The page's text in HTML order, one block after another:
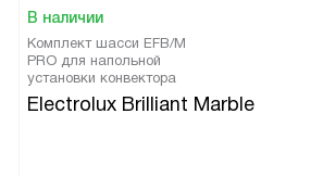
В наличии
Комплект шасси EFB/M
PRO для напольной
установки конвектора
Electrolux Brilliant Marble